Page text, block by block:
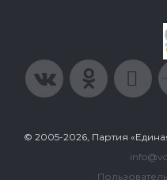
© 2005-2026, Партия